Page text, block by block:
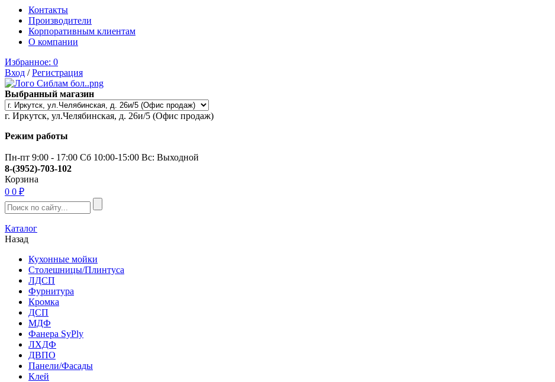
Контакты
Производители
Корпоративным клиентам
О компании
Избранное: 0
Вход /Регистрация
Выбранный магазин
г. Иркутск, ул.Челябинская, д. 26и/5 (Офис продаж)
Режим работы
Пн-пт 9:00 - 17:00 Сб 10:00-15:00 Вс: Выходной
8-(3952)-703-102
Корзина
0 0 ₽
Каталог
Назад
Кухонные мойки
Столешницы/Плинтуса
ЛДСП
Фурнитура
Кромка
ДСП
МДФ
Фанера SyPly
ЛХДФ
ДВПО
Панели/Фасады
Клей